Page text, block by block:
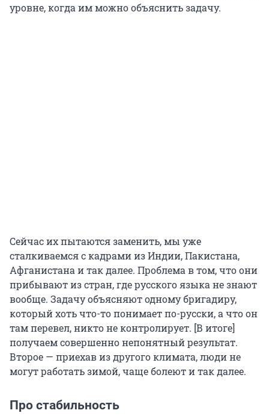
уровне, когда им можно объяснить задачу.
Сейчас их пытаются заменить, мы уже
сталкиваемся с кадрами из Индии, Пакистана,
Афганистана и так далее. Проблема в том, что они
прибывают из стран, где русского языка не знают
вообще. Задачу объясняют одному бригадиру,
который хоть что-то понимает по-русски, а что он
там перевел, никто не контролирует. [В итоге]
получаем совершенно непонятный результат.
Второе — приехав из другого климата, люди не
могут работать зимой, чаще болеют и так далее.
Про стабильность